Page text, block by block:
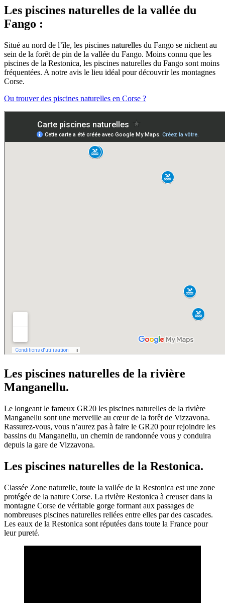
Les piscines naturelles de la vallée du
Fango :
Situé au nord de l’île, les piscines naturelles du Fango se nichent au
sein de la forêt de pin de la vallée du Fango. Moins connu que les
piscines de la Restonica, les piscines naturelles du Fango sont moins
fréquentées. A notre avis le lieu idéal pour découvrir les montagnes
Corse.
Ou trouver des piscines naturelles en Corse ?
Les piscines naturelles de la rivière
Manganellu.
Le longeant le fameux GR20 les piscines naturelles de la rivière
Manganellu sont une merveille au cœur de la forêt de Vizzavona.
Rassurez-vous, vous n’aurez pas à faire le GR20 pour rejoindre les
bassins du Manganellu, un chemin de randonnée vous y conduira
depuis la gare de Vizzavona.
Les piscines naturelles de la Restonica.
Classée Zone naturelle, toute la vallée de la Restonica est une zone
protégée de la nature Corse. La rivière Restonica à creuser dans la
montagne Corse de véritable gorge formant aux passages de
nombreuses piscines naturelles reliées entre elles par des cascades.
Les eaux de la Restonica sont réputées dans toute la France pour
leur pureté.